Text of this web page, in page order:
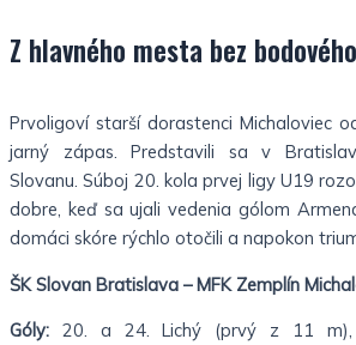
Z hlavného mesta bez
Prvoligoví starší dorastenci Michaloviec
jarný zápas. Predstavili sa v
Slovanu. Súboj 20. kola prvej ligy U19
dobre, keď sa ujali vedenia gólom
domáci skóre rýchlo otočili a napokon
ŠK Slovan Bratislava – MFK Zemplín
Góly: 20. a 24. Lichý (prvý z 11 m),